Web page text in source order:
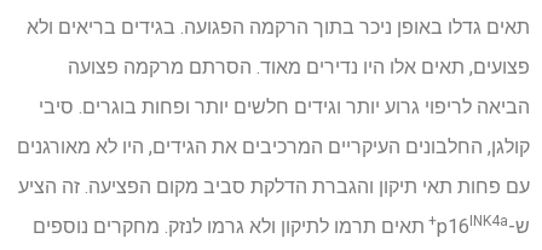
תאים גדלו באופן ניכר בתוך הרקמה הפגועה. בגידים בריאים ולא
פצועים, תאים אלו היו נדירים מאוד. הסרתם מרקמה פצועה
הביאה לריפוי גרוע יותר וגידים חלשים יותר ופחות בוגרים. סיבי
קולגן, החלבונים העיקריים המרכיבים את הגידים, היו לא מאורגנים
עם פחות תאי תיקון והגברת הדלקת סביב מקום הפציעה. זה הציע
ש-p16INK4a+
תאים תרמו לתיקון ולא גרמו לנזק. מחקרים נוספים